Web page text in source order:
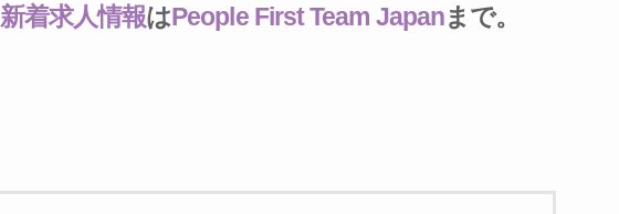
新着求人情報はPeople First Team Japanまで。